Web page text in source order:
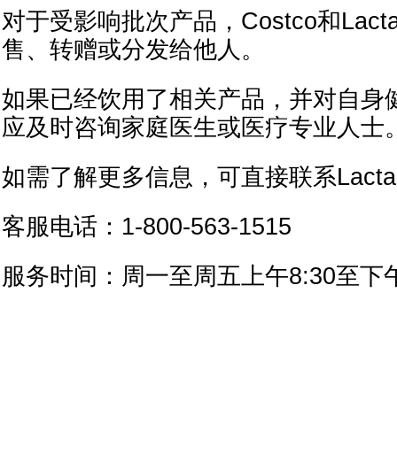
对于受影响批次产品，Costco和
售、转赠或分发给他人。
如果已经饮用了相关产品，并对自
应及时咨询家庭医生或医疗专业人士
如需了解更多信息，可直接联系
客服电话：1-800-563-1515
服务时间：周一至周五上午8:30至下